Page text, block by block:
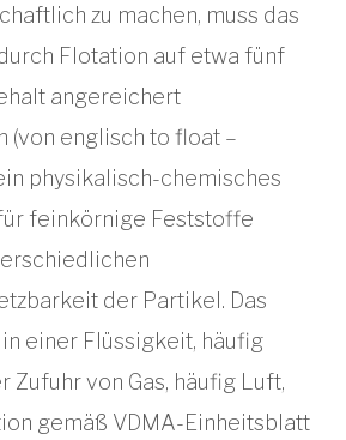
zu machen, muss das
Flotation auf etwa fünf
angereichert
(von englisch to float –
physikalisch-chemisches
feinkörnige Feststoffe
der Partikel. Das
einer Flüssigkeit, häufig
Zufuhr von Gas, häufig Luft,
gemäß VDMA-Einheitsblatt